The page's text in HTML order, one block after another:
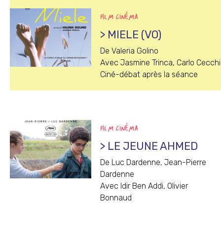
FILM CINÉMA
> MIELE (VO)
De Valeria Golino
Avec Jasmine Trinca, Carlo Cecchi
Ciné-débat après la séance
FILM CINÉMA
> LE JEUNE AHMED
De Luc Dardenne, Jean-Pierre
Dardenne
Avec Idir Ben Addi, Olivier
Bonnaud